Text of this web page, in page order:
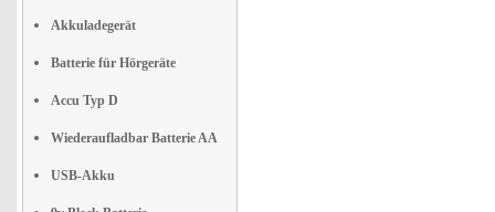
Akkuladegerät
Batterie für Hörgeräte
Accu Typ D
Wiederaufladbar Batterie AA
USB-Akku